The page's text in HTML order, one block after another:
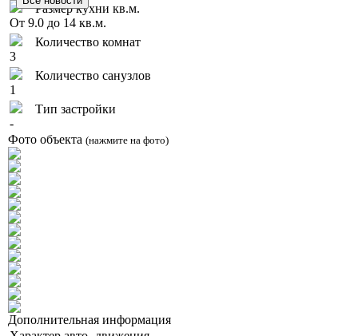
Размер кухни кв.м.
От 9.0 до 14 кв.м.
Количество комнат
3
Количество санузлов
1
Тип застройки
-
Фото объекта (нажмите на фото)
Дополнительная информация